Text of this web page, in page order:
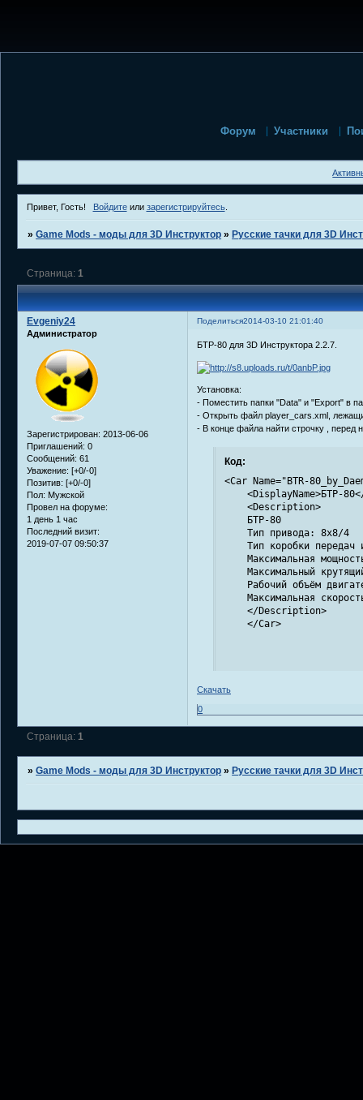
Форум Участники
Привет, Гость! Войдитеили зарегистрируйтесь.
»Game Mods - моды для 3D Инструктор » Русские тачки для 3D
Страница: 1
Поделиться2014-03-10 21:01:40
Evgeniy24
Администратор
Зарегистрирован: 2013-06-06
Приглашений: 0
Сообщений: 61
Уважение: [+0/-0]
Позитив: [+0/-0]
Пол: Мужской
Провел на форуме:
1 день 1 час
Последний визит:
2019-07-07 09:50:37
БТР-80 для 3D Инструктора 2.2.7.
Установка:
- Поместить папки "Data" и "Export" в
- Открыть файл player_cars.xml,
- В конце файла найти строчку , перед
Код:
<Car Name="BTR-
<DisplayName>БТР-
    <Description>
    БТР-80
    Тип привода: 8x8/4
Тип коробки передач
Максимальная
Максимальный
Рабочий объём
Максимальная
    </Description>
    </Car>
Скачать
0
Страница:1
»Game Mods - моды для 3D Инструктор »Русские тачки для 3D